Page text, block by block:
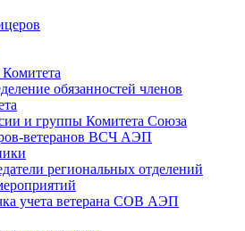
обязанностей членов
и группы Комитета Союза
ветеранов ВСЧ АЭП
региональных отделений
учета ветерана CОВ АЭП